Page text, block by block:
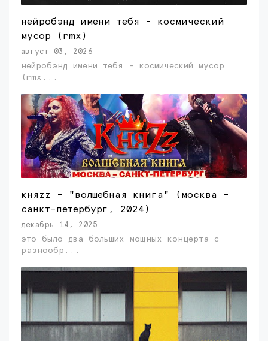
нейробэнд имени тебя - космический
мусор (rmx)
август 03, 2026
нейробэнд имени тебя - космический мусор
(rmx...
княzz - "волшебная книга" (москва -
санкт-петербург, 2024)
декабрь 14, 2025
это было два больших мощных концерта с
разнообр...